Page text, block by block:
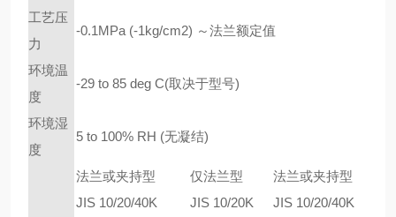
工艺压
力
-0.1MPa (-1kg/cm2) ～法兰额定值
环境温
度
-29 to 85 deg C(取决于型号)
环境湿
度
5 to 100% RH (无凝结)
法兰或夹持型
JIS 10/20/40K
仅法兰型
JIS 10/20K
法兰或夹持型
JIS 10/20/40K